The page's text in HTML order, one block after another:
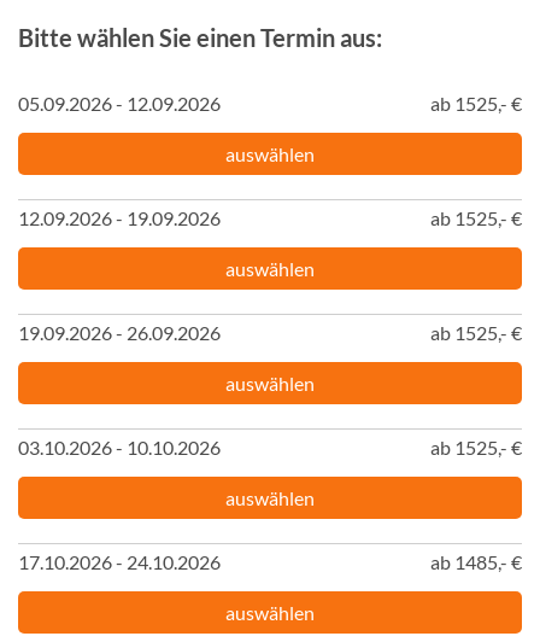
Bitte wählen Sie einen Termin aus:
05.09.2026 - 12.09.2026 ab 1525,- €
auswählen
12.09.2026 - 19.09.2026 ab 1525,- €
auswählen
19.09.2026 - 26.09.2026 ab 1525,- €
auswählen
03.10.2026 - 10.10.2026 ab 1525,- €
auswählen
17.10.2026 - 24.10.2026 ab 1485,- €
auswählen